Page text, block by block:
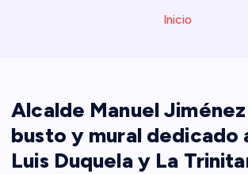
Inicio
Alcalde Manuel
busto y mural dedicado
Luis Duquela y La